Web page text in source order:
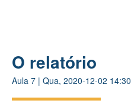
O relatório
Aula 7 | Qua, 2020-12-02 14:30